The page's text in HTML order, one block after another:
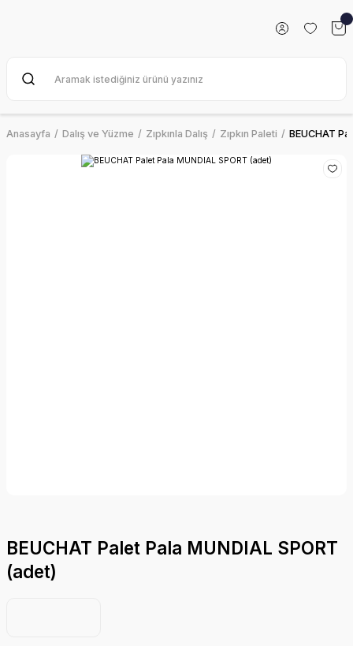
Anasayfa Dalış ve Yüzme Zıpkınla Dalış Zıpkın Paleti BEUCHAT
BEUCHAT Palet Pala MUNDIAL SPORT
(adet)